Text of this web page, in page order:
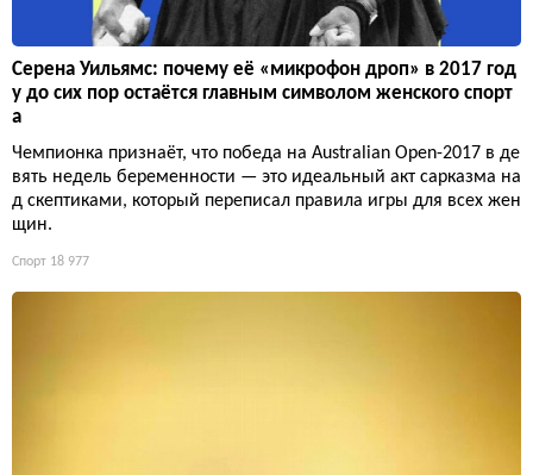
Серена Уильямс: почему её «микрофон дроп» в 2017 год
у до сих пор остаётся главным символом женского спорт
а
Чемпионка признаёт, что победа на Australian Open-2017 в де
вять недель беременности — это идеальный акт сарказма на
д скептиками, который переписал правила игры для всех жен
щин.
Спорт 18 977